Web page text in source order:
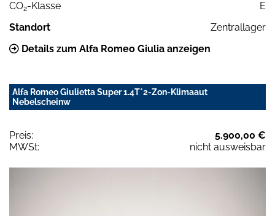
CO2-Klasse
E
Standort
Zentrallager
Details zum Alfa Romeo Giulia anzeigen
Alfa Romeo Giulietta Super 1.4T*2-Zon-Klimaaut
Nebelscheinw
Preis:
5.900,00 €
MWSt:
nicht ausweisbar